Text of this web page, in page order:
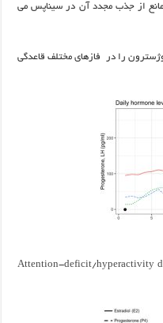
از جذب مجدد آن در سیناپس می
را در فازهای مختلف قاعدگی
Attention-deficit/hyperactivity